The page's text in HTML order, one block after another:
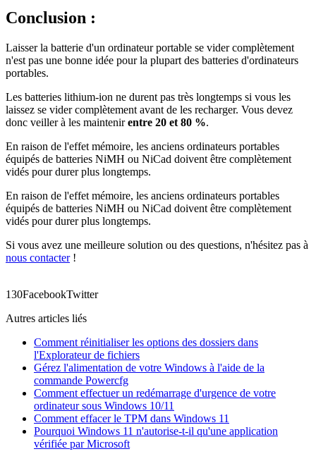
Conclusion :
Laisser la batterie d'un ordinateur portable se vider complètement
n'est pas une bonne idée pour la plupart des batteries d'ordinateurs
portables.
Les batteries lithium-ion ne durent pas très longtemps si vous les
laissez se vider complètement avant de les recharger. Vous devez
donc veiller à les maintenirentre 20 et 80 %.
En raison de l'effet mémoire, les anciens ordinateurs portables
équipés de batteries NiMH ou NiCad doivent être complètement
vidés pour durer plus longtemps.
En raison de l'effet mémoire, les anciens ordinateurs portables
équipés de batteries NiMH ou NiCad doivent être complètement
vidés pour durer plus longtemps.
Si vous avez une meilleure solution ou des questions, n'hésitez pas à
nous contacter!
130FacebookTwitter
Autres articles liés
Comment réinitialiser les options des dossiers dans
l'Explorateur de fichiers
Gérez l'alimentation de votre Windows à l'aide de la
commande Powercfg
Comment effectuer un redémarrage d'urgence de votre
ordinateur sous Windows 10/11
Comment effacer le TPM dans Windows 11
Pourquoi Windows 11 n'autorise-t-il qu'une application
vérifiée par Microsoft